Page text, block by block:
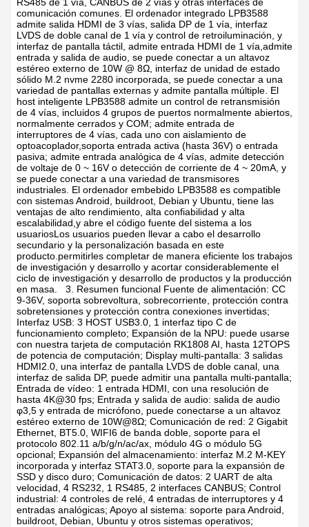
comunicación comunes. El ordenador integrado LPB3588
admite salida HDMI de 3 vías, salida DP de 1 vía, interfaz
LVDS de doble canal de 1 vía y control de retroiluminación, y
interfaz de pantalla táctil, admite entrada HDMI de 1 vía,admite
entrada y salida de audio, se puede conectar a un altavoz
estéreo externo de 10W @ 8Ω, interfaz de unidad de estado
sólido M.2 nvme 2280 incorporada, se puede conectar a una
variedad de pantallas externas y admite pantalla múltiple. El
host inteligente LPB3588 admite un control de retransmisión
de 4 vías, incluidos 4 grupos de puertos normalmente abiertos,
normalmente cerrados y COM; admite entrada de
interruptores de 4 vías, cada uno con aislamiento de
optoacoplador,soporta entrada activa (hasta 36V) o entrada
pasiva; admite entrada analógica de 4 vías, admite detección
de voltaje de 0 ~ 16V o detección de corriente de 4 ~ 20mA, y
se puede conectar a una variedad de transmisores
industriales. El ordenador embebido LPB3588 es compatible
con sistemas Android, buildroot, Debian y Ubuntu, tiene las
ventajas de alto rendimiento, alta confiabilidad y alta
escalabilidad,y abre el código fuente del sistema a los
usuariosLos usuarios pueden llevar a cabo el desarrollo
secundario y la personalización basada en este
producto.permitirles completar de manera eficiente los trabajos
de investigación y desarrollo y acortar considerablemente el
ciclo de investigación y desarrollo de productos y la producción
en masa.
3. Resumen funcional Fuente de alimentación: CC
9-36V, soporta sobrevoltura, sobrecorriente, protección contra
sobretensiones y protección contra conexiones invertidas;
Interfaz USB: 3 HOST USB3.0, 1 interfaz tipo C de
funcionamiento completo; Expansión de la NPU: puede usarse
con nuestra tarjeta de computación RK1808 AI, hasta 12TOPS
de potencia de computación; Display multi-pantalla: 3 salidas
HDMI2.0, una interfaz de pantalla LVDS de doble canal, una
interfaz de salida DP, puede admitir una pantalla multi-pantalla;
Entrada de vídeo: 1 entrada HDMI, con una resolución de
hasta 4K@30 fps; Entrada y salida de audio: salida de audio
φ3,5 y entrada de micrófono, puede conectarse a un altavoz
estéreo externo de 10W@8Ω; Comunicación de red: 2 Gigabit
Ethernet, BT5.0, WIFI6 de banda doble, soporte para el
protocolo 802.11 a/b/g/n/ac/ax, módulo 4G o módulo 5G
opcional; Expansión del almacenamiento: interfaz M.2 M-KEY
incorporada y interfaz STAT3.0, soporte para la expansión de
SSD y disco duro; Comunicación de datos: 2 UART de alta
velocidad, 4 RS232, 1 RS485, 2 interfaces CANBUS; Control
industrial: 4 controles de relé, 4 entradas de interruptores y 4
entradas analógicas; Apoyo al sistema: soporte para Android,
buildroot, Debian, Ubuntu y otros sistemas operativos;